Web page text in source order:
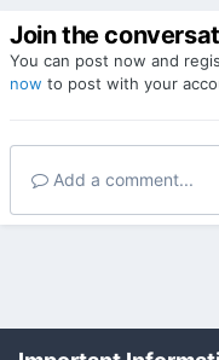
Join the
You can post now and
now to post with your
Add a comment...